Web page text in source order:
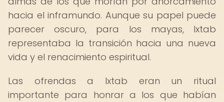
hacia el inframundo. Aunque su papel puede
parecer oscuro, para los mayas, Ixtab
representaba la transición hacia una nueva
vida y el renacimiento espiritual.
Las ofrendas a Ixtab eran un ritual
importante para honrar a los que habían